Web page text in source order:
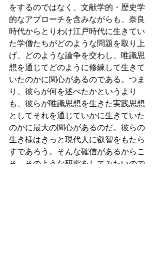
をするのではなく、文献学的・歴史学
的なアプローチを含みながらも、奈良
時代からとりわけ江戸時代に生きてい
た学僧たちがどのような問題を取り上
げ、どのような論争を交わし、唯識思
想を通じてどのように修練して生きて
いたのかに関心があるのである。つま
り、彼らが何を述べたかというより
も、彼らが唯識思想を生きた実践思想
としてそれを通じていかに生きていた
のかに最大の関心があるのだ。彼らの
生き様はきっと現代人に叡智をもたら
すであろう。そんな確信があるからこ
そ、そのような研究をしてみたいので